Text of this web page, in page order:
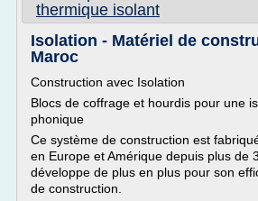
thermique isolant
Isolation - Matériel de
Maroc
Construction avec Isolation
Blocs de coffrage et hourdis pour une
phonique
Ce système de construction est
en Europe et Amérique depuis plus de
développe de plus en plus pour son
de construction.